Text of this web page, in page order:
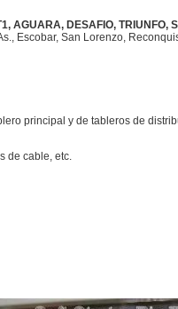
AGUARA, DESAFIO, TRIUNFO,
Escobar, San Lorenzo,
principal y de tableros de
de cable, etc.